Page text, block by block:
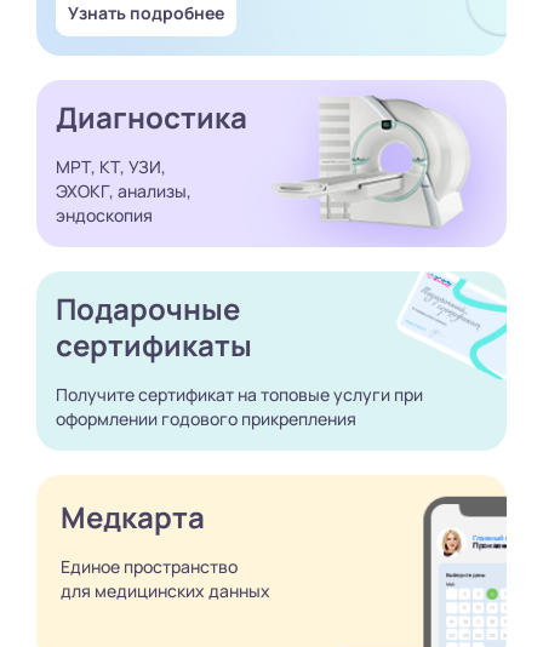
Узнать подробнее
Диагностика
МРТ, КТ, УЗИ,
ЭХОКГ, анализы,
эндоскопия
Подарочные
сертификаты
Получите сертификат на топовые услуги при
оформлении годового прикрепления
Медкарта
Единое пространство
для медицинских данных